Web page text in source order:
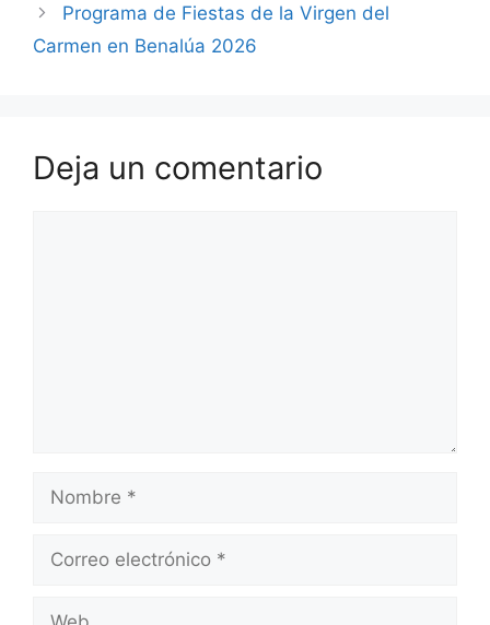
Programa de Fiestas de la Virgen del
Carmen en Benalúa 2026
Deja un comentario
electrónico